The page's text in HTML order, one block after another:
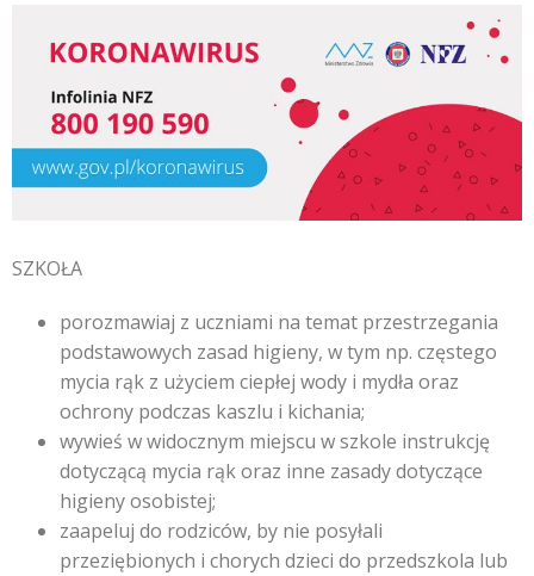
SZKOŁA
porozmawiaj z uczniami na temat przestrzegania
podstawowych zasad higieny, w tym np. częstego
mycia rąk z użyciem ciepłej wody i mydła oraz
ochrony podczas kaszlu i kichania;
wywieś w widocznym miejscu w szkole instrukcję
dotyczącą mycia rąk oraz inne zasady dotyczące
higieny osobistej;
zaapeluj do rodziców, by nie posyłali
przeziębionych i chorych dzieci do przedszkola lub